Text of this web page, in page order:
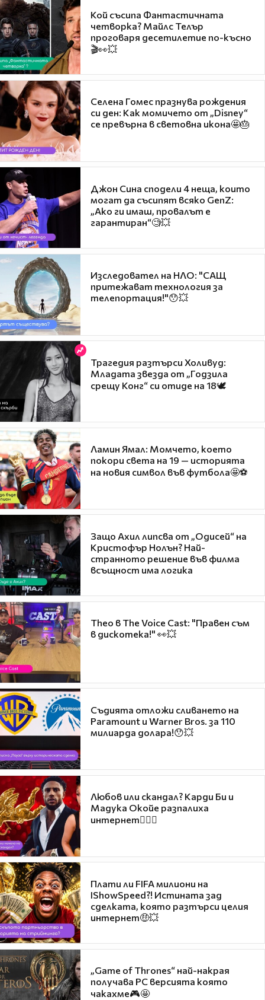
Кой съсипа Фантастичната
четворка? Майлс Телър
проговаря десетилетие по-късно
🎬👀💥
Селена Гомес празнува рождения
си ден: Как момичето от „Disney“
се превърна в световна икона🤩🎂
Джон Сина сподели 4 неща, които
могат да съсипят всяко GenZ:
„Ако ги имаш, провалът е
гарантиран“🧐💥
Изследовател на НЛО: "САЩ
притежават технология за
телепортация!"😯💥
Трагедия разтърси Холивуд:
Младата звезда от „Годзила
срещу Конг“ си отиде на 18🕊️
Ламин Ямал: Момчето, което
покори света на 19 — историята
на новия символ във футбола🤩⚽
Защо Ахил липсва от „Одисей“ на
Кристофър Нолън? Най-
странното решение във филма
всъщност има логика
Theo в The Voice Cast: "Правен съм
в дискотека!" 👀💥
Съдията отложи сливането на
Paramount и Warner Bros. за 110
милиарда долара!😯💥
Любов или скандал? Карди Би и
Мадука Окойе разпалиха
интернет❤️‍🔥🔥
Плати ли FIFA милиони на
IShowSpeed?! Истината зад
сделката, която разтърси целия
интернет🤑💥
„Game of Thrones“ най-накрая
получава PC версията която
чакахме🎮🤩